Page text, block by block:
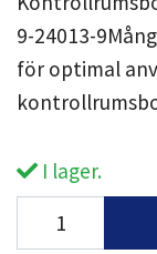
9-24013-
för optimal
I lager.